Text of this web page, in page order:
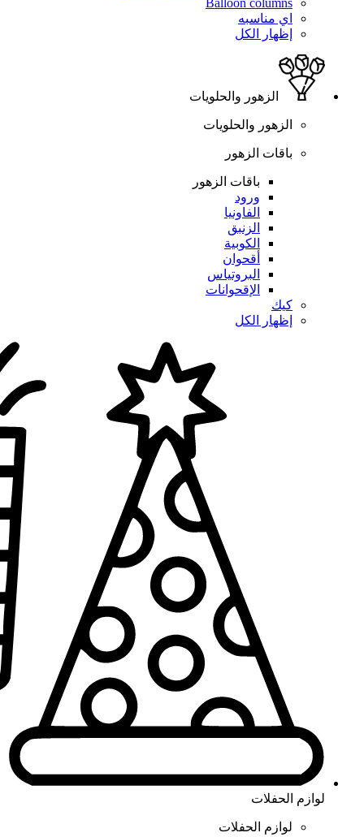
اي مناسبه
إظهار الكل
الزهور والحلويات
الزهور والحلويات
باقات الزهور
باقات الزهور
ورود
الفاونيا
الزنبق
الكوبية
أقحوان
البروتياس
الإقحوانات
كيك
إظهار الكل
لوازم الحفلات
لوازم الحفلات